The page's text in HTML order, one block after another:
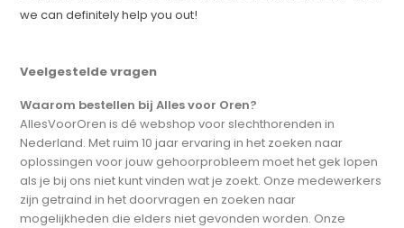
we can definitely help you out!
Veelgestelde vragen
Waarom bestellen bij Alles voor Oren?
AllesVoorOren is dé webshop voor slechthorenden in
Nederland. Met ruim 10 jaar ervaring in het zoeken naar
oplossingen voor jouw gehoorprobleem moet het gek lopen
als je bij ons niet kunt vinden wat je zoekt. Onze medewerkers
zijn getraind in het doorvragen en zoeken naar
mogelijkheden die elders niet gevonden worden. Onze